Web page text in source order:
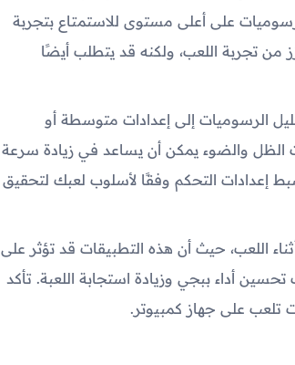
على أعلى مستوى للاستمتاع بتجربة
من تجربة اللعب، ولكنه قد يتطلب أيضًا
الرسوميات إلى إعدادات متوسطة أو
الظل والضوء يمكن أن يساعد في زيادة سرعة
إعدادات التحكم وفقًا لأسلوب لعبك لتحقيق
اللعب، حيث أن هذه التطبيقات قد تؤثر على
تحسين أداء ببجي وزيادة استجابة اللعبة. تأكد
تلعب على جهاز كمبيوتر.